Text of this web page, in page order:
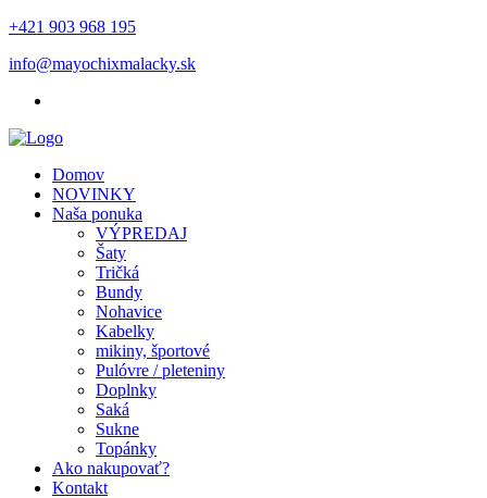
+421 903 968 195
info@mayochixmalacky.sk
Domov
NOVINKY
Naša ponuka
VÝPREDAJ
Šaty
Tričká
Bundy
Nohavice
Kabelky
mikiny, športové
Pulóvre / pleteniny
Doplnky
Saká
Sukne
Topánky
Ako nakupovať?
Kontakt